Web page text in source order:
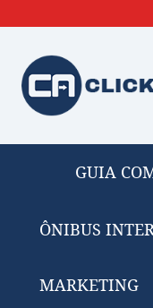
GUIA
ÔNIBUS
MARKETING